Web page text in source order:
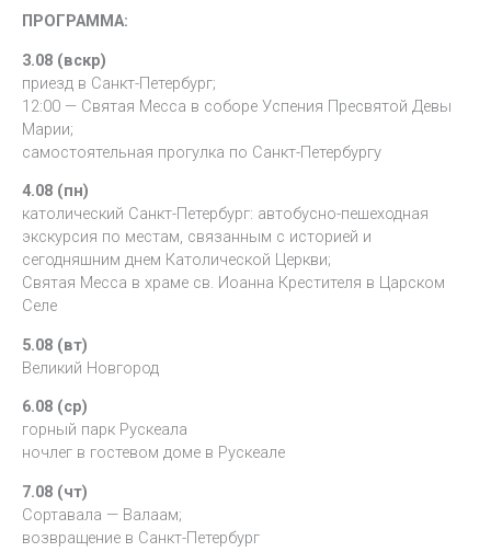
ПРОГРАММА:
3.08 (вскр)
приезд в Санкт-Петербург;
12:00 — Святая Месса в соборе Успения Пресвятой Девы
Марии;
самостоятельная прогулка по Санкт-Петербургу
4.08 (пн)
католический Санкт-Петербург: автобусно-пешеходная
экскурсия по местам, связанным с историей и
сегодняшним днем Католической Церкви;
Святая Месса в храме св. Иоанна Крестителя в Царском
Селе
5.08 (вт)
Великий Новгород
6.08 (ср)
горный парк Рускеала
ночлег в гостевом доме в Рускеале
7.08 (чт)
Сортавала — Валаам;
возвращение в Санкт-Петербург